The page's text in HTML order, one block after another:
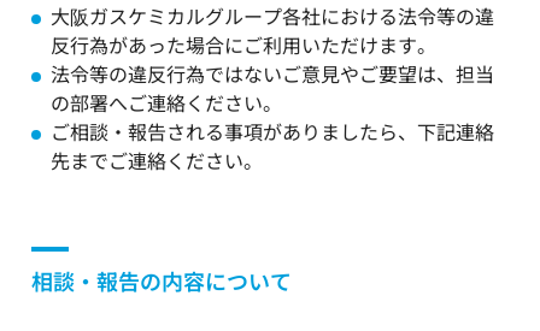
大阪ガスケミカルグループ各社における法令等の違
反行為があった場合にご利用いただけます。
法令等の違反行為ではないご意見やご要望は、担当
の部署へご連絡ください。
ご相談・報告される事項がありましたら、下記連絡
先までご連絡ください。
相談・報告の内容について